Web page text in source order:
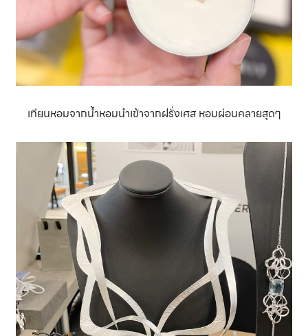
เทียนหอมจากนํ้าหอมนำเข้าจากฝรั่งเศส หอมผ่อนคลายสุดๆ